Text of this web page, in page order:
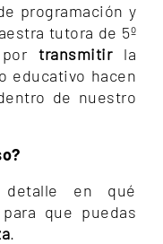
programación y
tutora de 5º
portransmitir la
educativo hacen
de nuestro
detalle en qué
que puedas
.